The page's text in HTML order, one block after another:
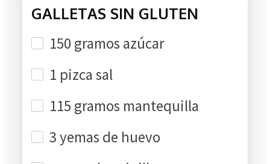
GALLETAS SIN GLUTEN
150 gramos azúcar
1 pizca sal
115 gramos mantequilla
3 yemas de huevo